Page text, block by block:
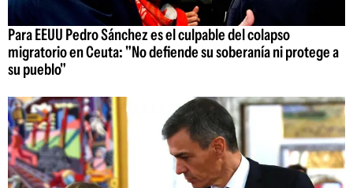
Para EEUU Pedro Sánchez es el culpable del colapso
migratorio en Ceuta: "No defiende su soberanía ni protege a
su pueblo"